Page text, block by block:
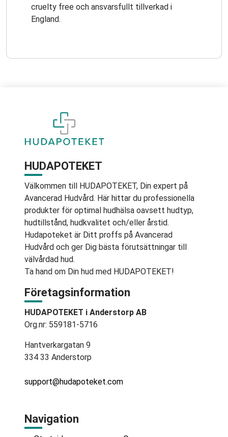
cruelty free och ansvarsfullt tillverkad i
England.
HUDAPOTEKET
Välkommen till HUDAPOTEKET, Din expert på
Avancerad Hudvård. Här hittar du professionella
produkter för optimal hudhälsa oavsett hudtyp,
hudtillstånd, hudkvalitet och/eller årstid.
Hudapoteket är Ditt proffs på Avancerad
Hudvård och ger Dig bästa förutsättningar till
välvårdad hud.
Ta hand om Din hud med HUDAPOTEKET!
Företagsinformation
HUDAPOTEKET i Anderstorp AB
Org.nr: 559181-5716
Hantverkargatan 9
334 33 Anderstorp
support@hudapoteket.com
Navigation